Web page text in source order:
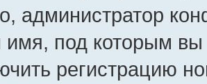
администратор
имя, под которым
регистрацию